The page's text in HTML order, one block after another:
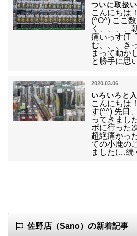
ついに取扱
こんにちは
(^O^) ここ
く、、、、
痛いっす
む、、、き
まって動か
と勝手に思
2020.03.06
いろいろと
こんにちは
す(^^) 先日
ってきまし
ボに行った
超絶痛かっ
ての小鹿の
ました(…続
佐野店（Sano）の新着記事